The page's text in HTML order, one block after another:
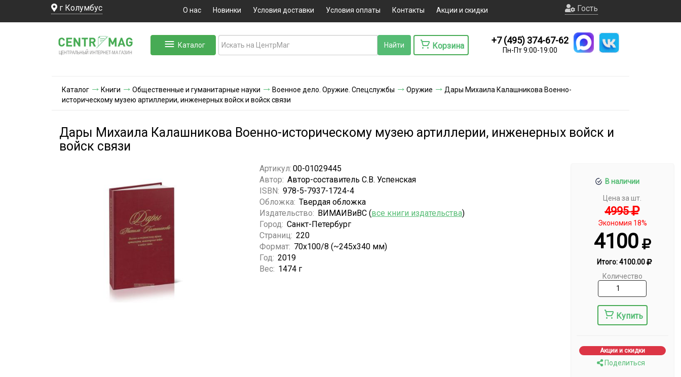
г Колумбус О нас Новинки Условия доставки Условия оплаты Контакты Акции и скидки Гость
ЦЕНТРАЛЬНЫЙ ИНТЕРНЕТ-МА ГАЗИН
Каталог Корзина
+7 (495) 374-67-62
Пн-Пт 9:00-19:00
Каталог Книги Общественные и гуманитарные науки Военное дело. Оружие. Спецслужбы Оружие
Дары Михаила Калашникова Военно-
историческому музею артиллерии, инженерных войск и войск связи
Дары Михаила Калашникова Военно-историческому музею артиллерии, инженерных войск и
войск связи
В наличии
Цена за шт.
4995
Экономия 18%
4100
Итого:4100.00
Количество
Купить
Акции и скидки
Поделиться
Артикул: 00-01029445
Автор: Автор-составитель С.В. Успенская
ISBN: 978-5-7937-1724-4
Обложка: Твердая обложка
Издательство: ВИМАИВиВС (все книги издательства)
Город: Санкт-Петербург
Страниц: 220
Формат: 70х100/8 (~245х340 мм)
Год: 2019
Вес: 1474 г